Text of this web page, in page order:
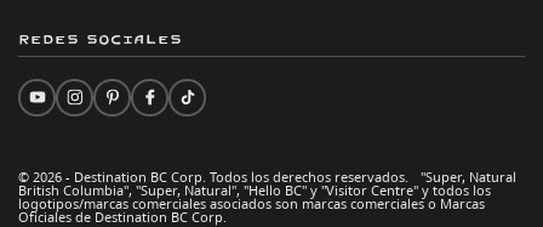
© 2026 - Destination BC Corp. Todos los derechos reservados. "Super, Natural
British Columbia", "Super, Natural", "Hello BC" y "Visitor Centre" y todos los
logotipos/marcas comerciales asociados son marcas comerciales o Marcas
Oficiales de Destination BC Corp.
Redes sociales